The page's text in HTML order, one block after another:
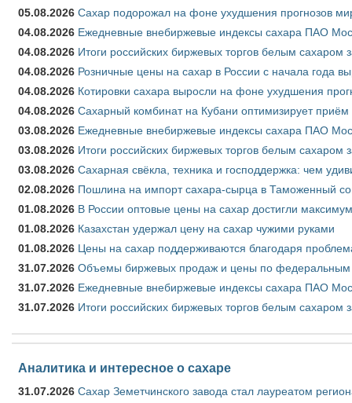
05.08.2026 Сахар подорожал на фоне ухудшения прогнозов
04.08.2026 Ежедневные внебиржевые индексы сахара ПАО
04.08.2026 Итоги российских биржевых торгов белым сахаром
04.08.2026 Розничные цены на сахар в России с начала года
04.08.2026 Котировки сахара выросли на фоне ухудшения
04.08.2026 Сахарный комбинат на Кубани оптимизирует приём
03.08.2026 Ежедневные внебиржевые индексы сахара ПАО
03.08.2026 Итоги российских биржевых торгов белым сахаром
03.08.2026 Сахарная свёкла, техника и господдержка: чем
02.08.2026 Пошлина на импорт сахара-сырца в Таможенный
01.08.2026 В России оптовые цены на сахар достигли
01.08.2026 Казахстан удержал цену на сахар чужими руками
01.08.2026 Цены на сахар поддерживаются благодаря
31.07.2026 Объемы биржевых продаж и цены по федеральным
31.07.2026 Ежедневные внебиржевые индексы сахара ПАО
31.07.2026 Итоги российских биржевых торгов белым сахаром
Аналитика и интересное о сахаре
31.07.2026 Сахар Земетчинского завода стал лауреатом